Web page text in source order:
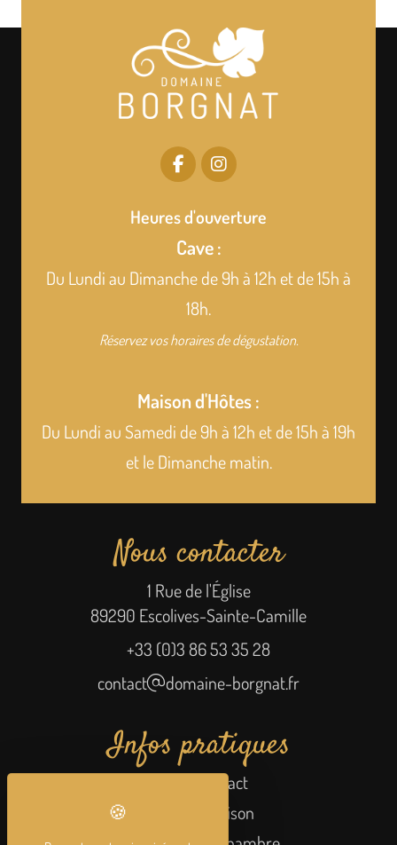
Nous contacter
1 Rue de l'Église
89290 Escolives-Sainte-Camille
+33 (0)3 86 53 35 28
contact
domaine-borgnat.fr
Heures d'ouverture
Cave :
Du Lundi au Dimanche de 9h à 12h et de 15h à
18h.
Réservez vos horaires de dégustation.
Maison d'Hôtes :
Du Lundi au Samedi de 9h à 12h et de 15h à 19h
et le Dimanche matin.
Infos pratiques
Accès/Contact
Frais de livraison